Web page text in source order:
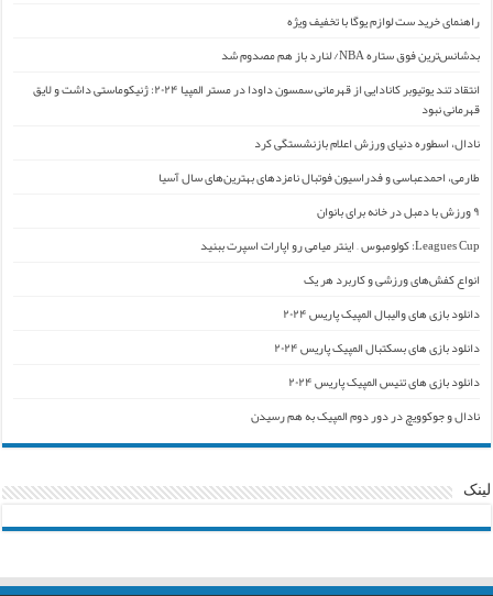
راهنمای خرید ست لوازم یوگا با تخفیف ویژه
بدشانس‌ترین فوق ستاره NBA/ لنارد باز هم مصدوم شد
انتقاد تند یوتیوبر کانادایی از قهرمانی سمسون داودا در مستر المپیا ۲۰۲۴: ژنیکوماستی داشت و لایق
قهرمانی نبود
نادال، اسطوره دنیای ورزش اعلام بازنشستگی کرد
طارمی، احمدعباسی و فدراسیون فوتبال نامزدهای بهترین‌های سال آسیا
۹ ورزش با دمبل در خانه برای بانوان
Leagues Cup: کولومبوس – اینتر میامی رو اپارات اسپرت ببنید
انواع کفش‌های ورزشی و کاربرد هر یک
دانلود بازی های والیبال المپیک پاریس ۲۰۲۴
دانلود بازی های بسکتبال المپیک پاریس ۲۰۲۴
دانلود بازی های تنیس المپیک پاریس ۲۰۲۴
نادال و جوکوویچ در دور دوم المپیک به هم رسیدن
لینک